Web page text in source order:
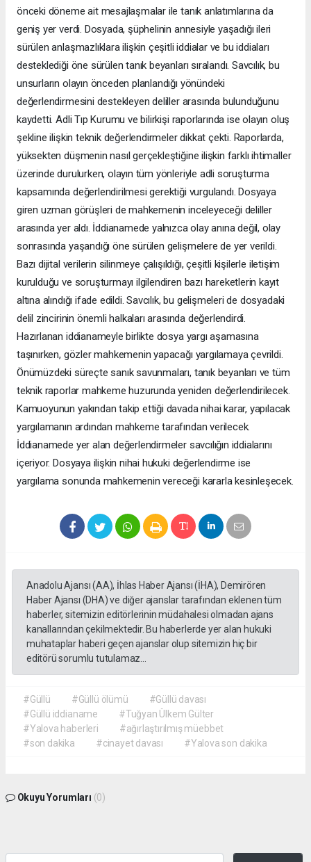
önceki döneme ait mesajlaşmalar ile tanık anlatımlarına da
geniş yer verdi. Dosyada, şüphelinin annesiyle yaşadığı ileri
sürülen anlaşmazlıklara ilişkin çeşitli iddialar ve bu iddiaları
desteklediği öne sürülen tanık beyanları sıralandı. Savcılık, bu
unsurların olayın önceden planlandığı yönündeki
değerlendirmesini destekleyen deliller arasında bulunduğunu
kaydetti. Adli Tıp Kurumu ve bilirkişi raporlarında ise olayın oluş
şekline ilişkin teknik değerlendirmeler dikkat çekti. Raporlarda,
yüksekten düşmenin nasıl gerçekleştiğine ilişkin farklı ihtimaller
üzerinde durulurken, olayın tüm yönleriyle adli soruşturma
kapsamında değerlendirilmesi gerektiği vurgulandı. Dosyaya
giren uzman görüşleri de mahkemenin inceleyeceği deliller
arasında yer aldı. İddianamede yalnızca olay anına değil, olay
sonrasında yaşandığı öne sürülen gelişmelere de yer verildi.
Bazı dijital verilerin silinmeye çalışıldığı, çeşitli kişilerle iletişim
kurulduğu ve soruşturmayı ilgilendiren bazı hareketlerin kayıt
altına alındığı ifade edildi. Savcılık, bu gelişmeleri de dosyadaki
delil zincirinin önemli halkaları arasında değerlendirdi.
Hazırlanan iddianameyle birlikte dosya yargı aşamasına
taşınırken, gözler mahkemenin yapacağı yargılamaya çevrildi.
Önümüzdeki süreçte sanık savunmaları, tanık beyanları ve tüm
teknik raporlar mahkeme huzurunda yeniden değerlendirilecek.
Kamuoyunun yakından takip ettiği davada nihai karar, yapılacak
yargılamanın ardından mahkeme tarafından verilecek.
İddianamede yer alan değerlendirmeler savcılığın iddialarını
içeriyor. Dosyaya ilişkin nihai hukuki değerlendirme ise
yargılama sonunda mahkemenin vereceği kararla kesinleşecek.
Anadolu Ajansı (AA), İhlas Haber Ajansı (İHA), Demirören
Haber Ajansı (DHA) ve diğer ajanslar tarafından eklenen tüm
haberler, sitemizin editörlerinin müdahalesi olmadan ajans
kanallarından çekilmektedir. Bu haberlerde yer alan hukuki
muhataplar haberi geçen ajanslar olup sitemizin hiç bir
editörü sorumlu tutulamaz...
#Güllü #Güllü ölümü
#Güllü davası
#Güllü iddianame
#Tuğyan Ülkem Gülter
#Yalova haberleri
#ağırlaştırılmış müebbet
#son dakika
#cinayet davası #Yalova son dakika
Okuyu Yorumları (0)